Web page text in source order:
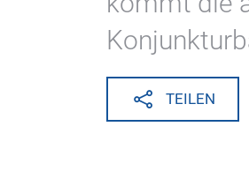
TEILEN